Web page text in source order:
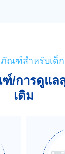
ณฑ์สำหรับเด็ก
/การดูแล
เติม